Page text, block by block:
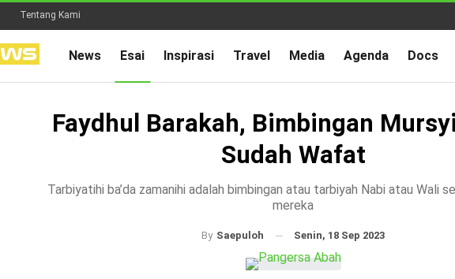
Tentang Kami
News Esai Inspirasi Travel Media Agenda Docs
Faydhul Barakah, Bimbingan
Sudah Wafat
Tarbiyatihi ba’da zamanihi adalah bimbingan atau tarbiyah Nabi atau Wali
mereka
By Saepuloh Senin, 18 Sep 2023